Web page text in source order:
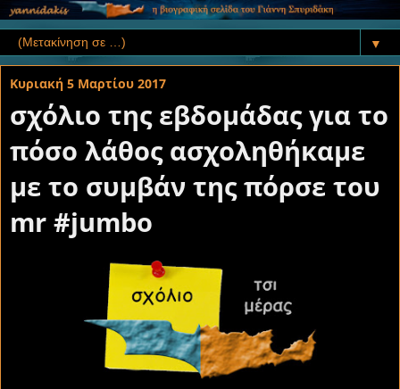
▼
Κυριακή 5 Μαρτίου 2017
σχόλιο της εβδομάδας για το
πόσο λάθος ασχοληθήκαμε
με το συμβάν της πόρσε του
mr #jumbo